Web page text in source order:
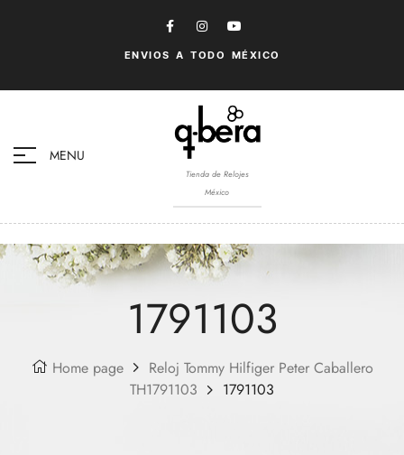
ENVIOS A TODO MÉXICO
MENU
Tienda de Relojes
México
1791103
Home page
Reloj Tommy Hilfiger Peter Caballero
TH1791103
1791103